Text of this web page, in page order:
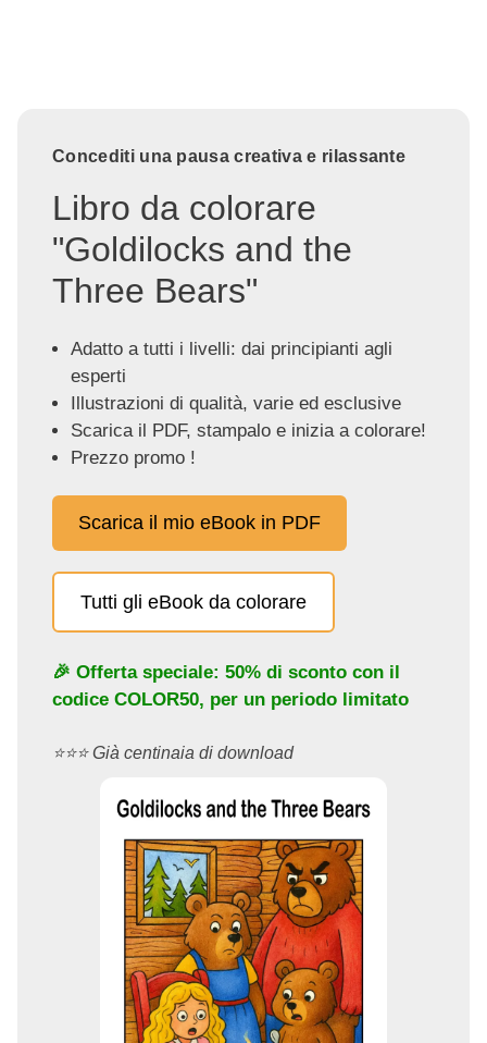
Concediti una pausa creativa e rilassante
Libro da colorare
"Goldilocks and the
Three Bears"
Adatto a tutti i livelli: dai principianti agli
esperti
Illustrazioni di qualità, varie ed esclusive
Scarica il PDF, stampalo e inizia a colorare!
Prezzo promo !
Scarica il mio eBook in PDF
Tutti gli eBook da colorare
🎉 Offerta speciale: 50% di sconto con il
codice COLOR50, per un periodo limitato
⭐️⭐️⭐️ Già centinaia di download